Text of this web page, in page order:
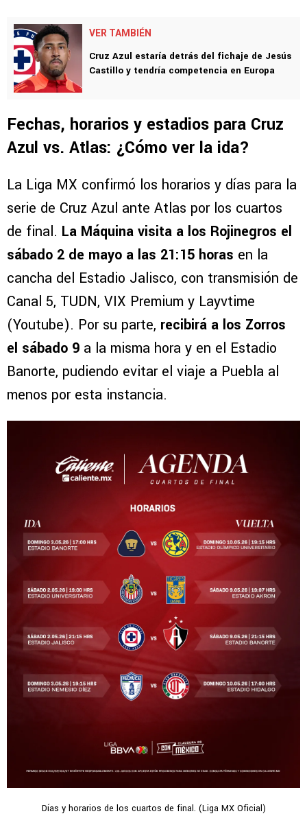
VER TAMBIÉN
Cruz Azul estaría detrás del fichaje de Jesús
Castillo y tendría competencia en Europa
Fechas, horarios y estadios para Cruz
Azul vs. Atlas: ¿Cómo ver la ida?
La Liga MX confirmó los horarios y días para la
serie de Cruz Azul ante Atlas por los cuartos
de final. La Máquina visita a los Rojinegros el
sábado 2 de mayo a las 21:15 horas en la
cancha del Estadio Jalisco, con transmisión de
Canal 5, TUDN, VIX Premium y Layvtime
(Youtube). Por su parte, recibirá a los Zorros
el sábado 9 a la misma hora y en el Estadio
Banorte, pudiendo evitar el viaje a Puebla al
menos por esta instancia.
Días y horarios de los cuartos de final. (Liga MX Oficial)